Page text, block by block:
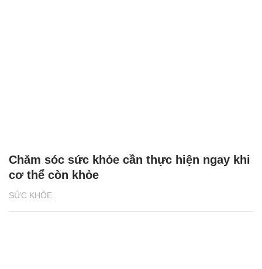
SỨC KHỎE
Chăm sóc sức khỏe cần thực hiện ngay khi
cơ thể còn khỏe